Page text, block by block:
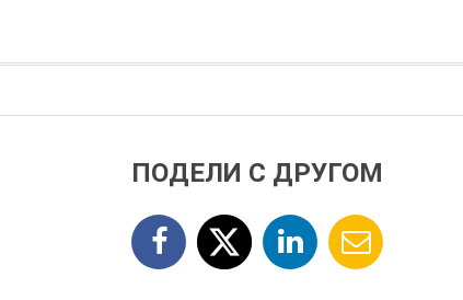
ПОДЕЛИ С ДРУГОМ